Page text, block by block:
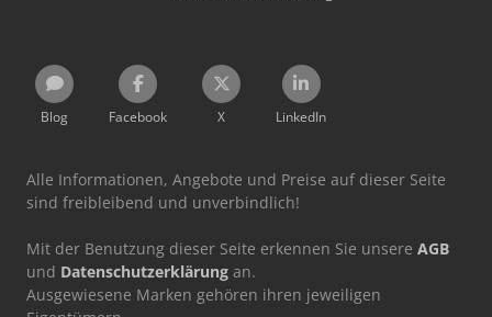
Blog Facebook X LinkedIn
Alle Informationen, Angebote und Preise auf dieser Seite
sind freibleibend und unverbindlich!
Mit der Benutzung dieser Seite erkennen Sie unsere AGB
und Datenschutzerklärung an.
Ausgewiesene Marken gehören ihren jeweiligen